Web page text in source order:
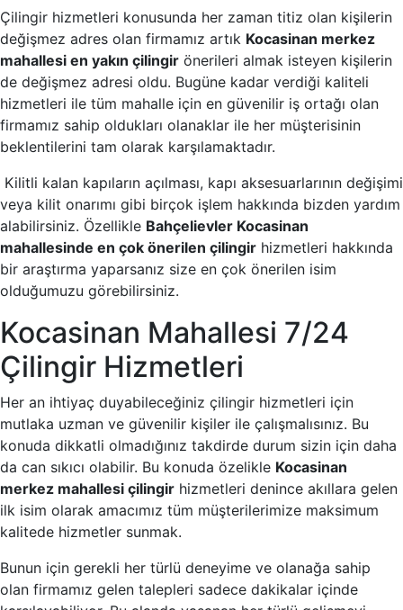
Çilingir hizmetleri konusunda her zaman titiz olan kişilerin
değişmez adres olan firmamız artık Kocasinan merkez
mahallesi en yakın çilingir önerileri almak isteyen kişilerin
de değişmez adresi oldu. Bugüne kadar verdiği kaliteli
hizmetleri ile tüm mahalle için en güvenilir iş ortağı olan
firmamız sahip oldukları olanaklar ile her müşterisinin
beklentilerini tam olarak karşılamaktadır.
Kilitli kalan kapıların açılması, kapı aksesuarlarının değişimi
veya kilit onarımı gibi birçok işlem hakkında bizden yardım
alabilirsiniz. Özellikle Bahçelievler Kocasinan
mahallesinde en çok önerilen çilingir hizmetleri hakkında
bir araştırma yaparsanız size en çok önerilen isim
olduğumuzu görebilirsiniz.
Kocasinan Mahallesi 7/24
Çilingir Hizmetleri
Her an ihtiyaç duyabileceğiniz çilingir hizmetleri için
mutlaka uzman ve güvenilir kişiler ile çalışmalısınız. Bu
konuda dikkatli olmadığınız takdirde durum sizin için daha
da can sıkıcı olabilir. Bu konuda özelikle Kocasinan
merkez mahallesi çilingir hizmetleri denince akıllara gelen
ilk isim olarak amacımız tüm müşterilerimize maksimum
kalitede hizmetler sunmak.
Bunun için gerekli her türlü deneyime ve olanağa sahip
olan firmamız gelen talepleri sadece dakikalar içinde